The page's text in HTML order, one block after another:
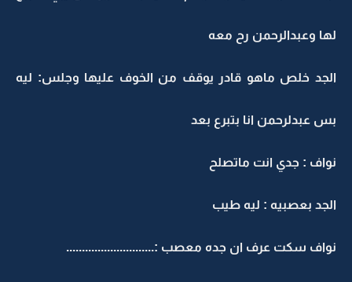
لها وعبدالرحمن رح معه
الجد خلص ماهو قادر يوقف من الخوف عليها وجلس: ليه
بس عبدلرحمن انا بتبرع بعد
نواف : جدي انت ماتصلح
الجد بعصبيه : ليه طيب
نواف سكت عرف ان جده معصب :............................